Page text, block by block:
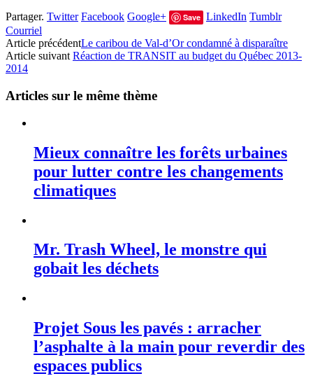
Partager. Twitter Facebook Google+ Save LinkedIn Tumblr
Courriel
Article précédentLe caribou de Val-d’Or condamné à disparaître
Article suivant Réaction de TRANSIT au budget du Québec 2013-
2014
Articles sur le même thème
Mieux connaître les forêts urbaines
pour lutter contre les changements
climatiques
Mr. Trash Wheel, le monstre qui
gobait les déchets
Projet Sous les pavés : arracher
l’asphalte à la main pour reverdir des
espaces publics